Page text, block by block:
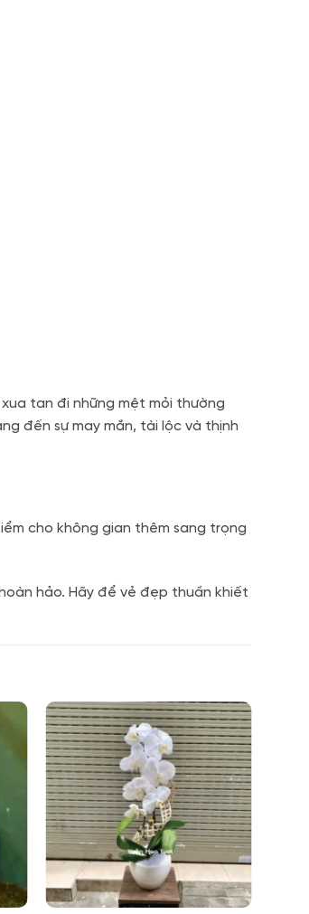
tan đi những mệt mỏi thường
đến sự may mắn, tài lộc và thịnh
cho không gian thêm sang trọng
hảo. Hãy để vẻ đẹp thuần khiết